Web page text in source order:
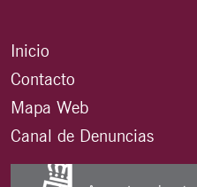
Inicio
Contacto
Mapa Web
Canal de Denuncias